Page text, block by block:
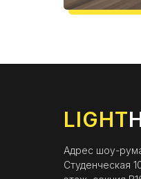
LIGHT
Адрес шоу-
Студенческая